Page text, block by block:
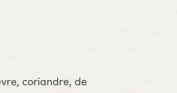
coriandre, de